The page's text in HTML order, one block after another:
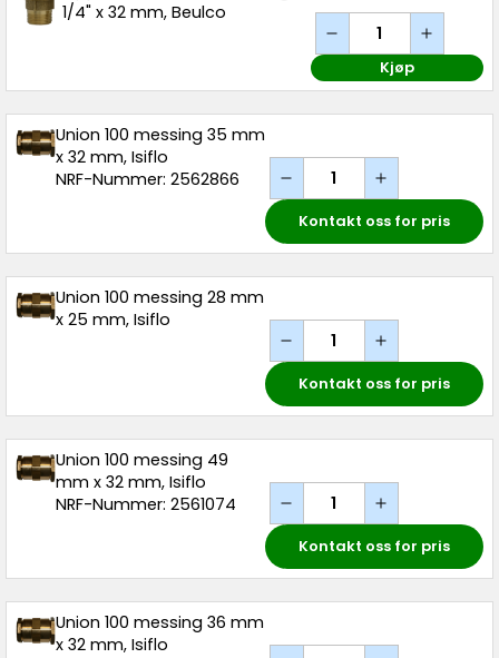
1/4" x 32 mm, Beulco
Kjøp
Union 100 messing 35 mm
x 32 mm, Isiflo
NRF-Nummer: 2562866
Kontakt oss for pris
Union 100 messing 28 mm
x 25 mm, Isiflo
Kontakt oss for pris
Union 100 messing 49
mm x 32 mm, Isiflo
NRF-Nummer: 2561074
Kontakt oss for pris
Union 100 messing 36 mm
x 32 mm, Isiflo